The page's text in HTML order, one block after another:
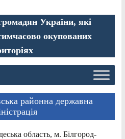
України, які
окупованих
районна державна
область, м. Білгород-